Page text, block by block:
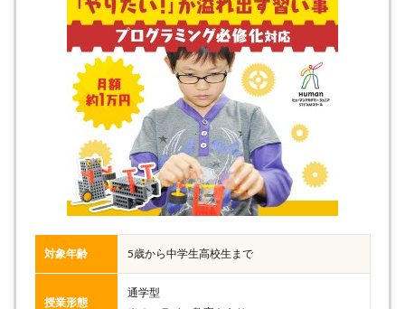
対象年齢 5歳から中学生高校生まで
授業形態
通学型